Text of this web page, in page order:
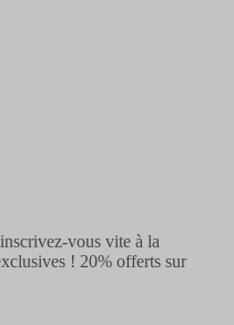
vous vite à la
! 20% offerts sur